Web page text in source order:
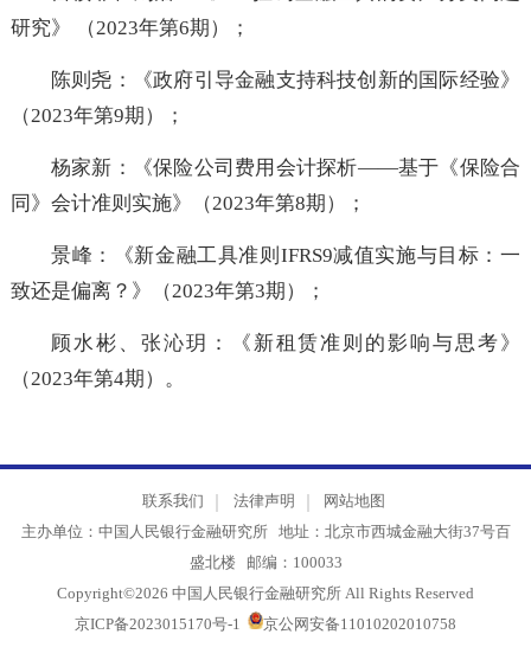
1980年来的“大缓和”》（2023年第6期）；
吕颖菲、刘浩：《ESG挂钩金融工具的资产分类问
研究》 （2023年第6期）；
陈则尧：《政府引导金融支持科技创新的国际经验
（2023年第9期）；
杨家新：《保险公司费用会计探析——基于《保险
同》会计准则实施》（2023年第8期）；
景峰：《新金融工具准则IFRS9减值实施与目标：
致还是偏离？》（2023年第3期）；
（2023年第4期）。
联系我们 法律声明
网站地图
主办单位：中国人民银行金融研究所 地址：北京市西城金融大街37号